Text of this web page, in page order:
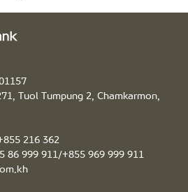
Tuol Tumpung 2, Chamkarmon,
216 362
86 999 911/+855 969 999 911